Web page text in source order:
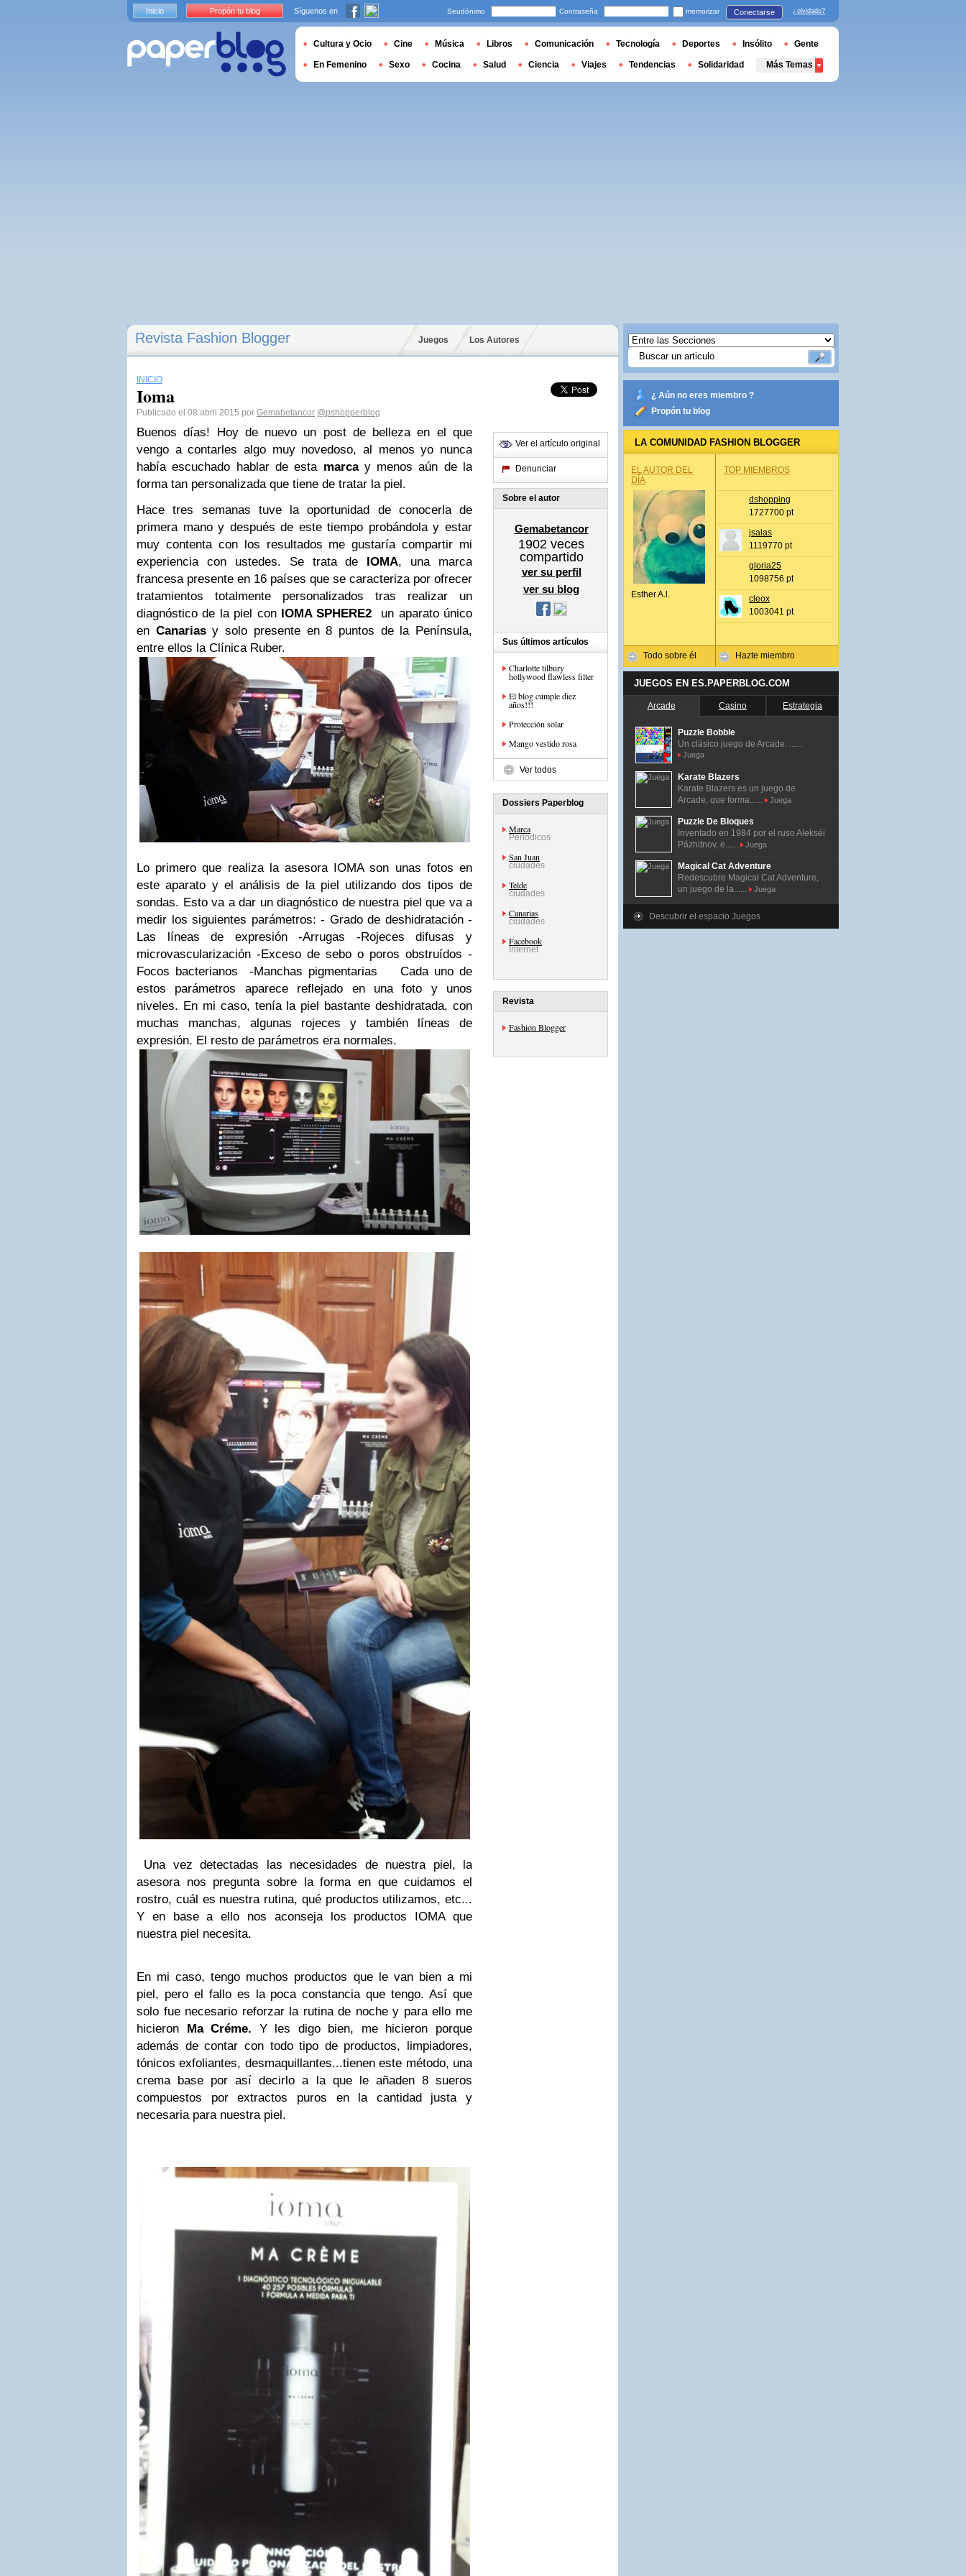
Revista Fashion Blogger Juegos Los Autores
INICIO
Ioma
Publicado el 08 abril 2015 por Gemabetancor @pshopperblog
Buenos días! Hoy de nuevo un post de belleza en el que
vengo a contarles algo muy novedoso, al menos yo nunca
había escuchado hablar de esta marcay menos aún de la
forma tan personalizada que tiene de tratar la piel.
Hace tres semanas tuve la oportunidad de conocerla de
primera mano y después de este tiempo probándola y estar
muy contenta con los resultados me gustaría compartir mi
experiencia con ustedes. Se trata de IOMA, una marca
francesa presente en 16 países que se caracteriza por ofrecer
tratamientos totalmente personalizados tras realizar un
diagnóstico de la piel con IOMA SPHERE2 un aparato único
en Canariasy solo presente en 8 puntos de la Península,
entre ellos la Clínica Ruber.
Lo primero que realiza la asesora IOMA son unas fotos en
este aparato y el análisis de la piel utilizando dos tipos de
sondas. Esto va a dar un diagnóstico de nuestra piel que va a
medir los siguientes parámetros: - Grado de deshidratación -
Las líneas de expresión
-Arrugas
-Rojeces difusas y
microvascularización -Exceso de sebo o poros obstruídos -
Focos bacterianos
-Manchas pigmentarias
Cada uno de
estos parámetros aparece reflejado en una foto y unos
niveles. En mi caso, tenía la piel bastante deshidratada, con
muchas manchas, algunas rojeces y también líneas de
expresión. El resto de parámetros era normales.
Una vez detectadas las necesidades de nuestra piel, la
asesora nos pregunta sobre la forma en que cuidamos el
rostro, cuál es nuestra rutina, qué productos utilizamos, etc...
Y en base a ello nos aconseja los productos IOMA que
nuestra piel necesita.
En mi caso, tengo muchos productos que le van bien a mi
piel, pero el fallo es la poca constancia que tengo. Así que
solo fue necesario reforzar la rutina de noche y para ello me
hicieron Ma Créme. Y les digo bien, me hicieron porque
además de contar con todo tipo de productos, limpiadores,
tónicos exfoliantes, desmaquillantes...tienen este método, una
crema base por así decirlo a la que le añaden 8 sueros
compuestos por extractos puros en la cantidad justa y
necesaria para nuestra piel.
Ver el artículo original
Denunciar
Sobre el autor
Gemabetancor
1902 veces
compartido
ver su perfil
ver su blog
Sus últimos artículos
Charlotte tilbury
hollywood flawless filter
El blog cumple diez
años!!!
Protección solar
Mango vestido rosa
Ver todos
Dossiers Paperblog
Marca
Periódicos
San Juan
ciudades
Telde
ciudades
Canarias
ciudades
Facebook
Internet
Revista
Fashion Blogger
¿ Aún no eres miembro ?
Propón tu blog
LA COMUNIDAD FASHION BLOGGER
EL AUTOR DEL
DÍA
Esther A.l.
Todo sobre él
TOP MIEMBROS
dshopping
1727700 pt
jsalas
1119770 pt
gloria25
1098756 pt
cleox
1003041 pt
Hazte miembro
JUEGOS EN ES.PAPERBLOG.COM
Arcade Casino Estrategia
Puzzle Bobble
Un clásico juego de Arcade. ......
Juega
Karate Blazers
Karate Blazers es un juego de
Arcade, que forma......
Juega
Puzzle De Bloques
Inventado en 1984 por el ruso Alekséi
Pázhitnov, e......
Juega
Magical Cat Adventure
Redescubre Magical Cat Adventure,
un juego de la......
Juega
Descubrir el espacio Juegos
Inicio Propón tu blog Síguenos en Seudónimo Contraseña memorizar Conectarse ¿olvidado?
Cultura y Ocio Cine Música Libros Comunicación Tecnología Deportes Insólito Gente
En Femenino Sexo Cocina Salud Ciencia Viajes Tendencias Solidaridad Más Temas